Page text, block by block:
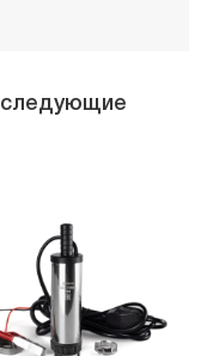
следующие